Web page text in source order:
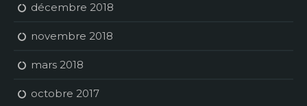
décembre 2018
novembre 2018
mars 2018
octobre 2017